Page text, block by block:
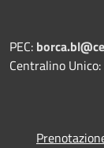
PEC:
Centralino